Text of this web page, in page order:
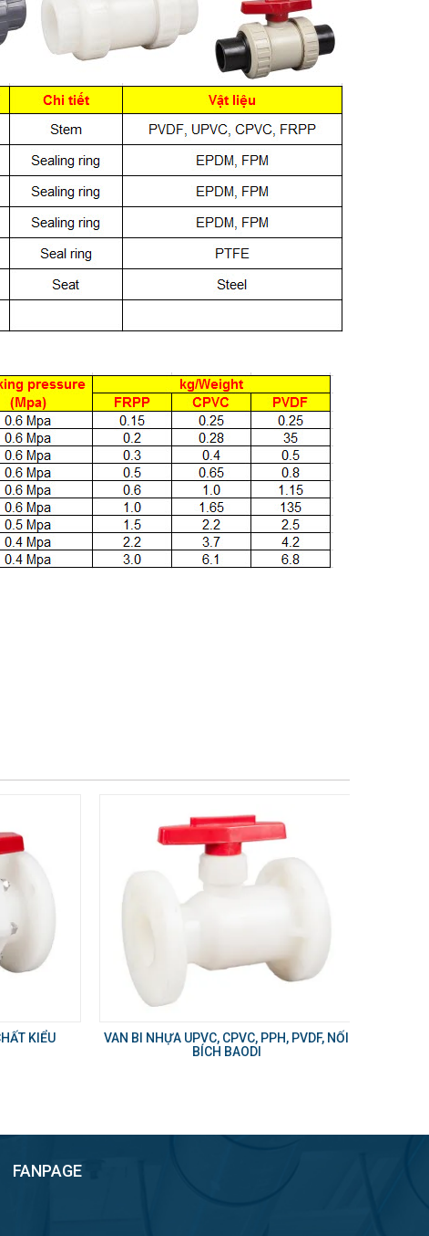
KIỂU
VAN BI NHỰA UPVC, CPVC, PPH, PVDF, NỐI
BÍCH BAODI
FANPAGE